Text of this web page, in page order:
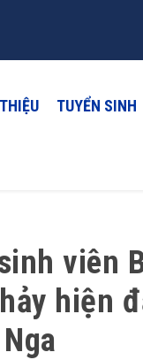
TUYỂN SINH
viên
hiện